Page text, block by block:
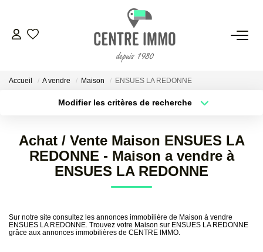
VENTES
ESTIMATION
NOS AGENCES
Accueil A vendre Maison ENSUES LA REDONNE
Modifier les critères de recherche
Surface min
Plus de critères Créer une alerte
Achat / Vente Maison ENSUES LA
REDONNE - Maison a vendre à
ENSUES LA REDONNE
Sur notre site consultez les annonces immobilière de Maison à vendre
ENSUES LA REDONNE. Trouvez votre Maison sur ENSUES LA REDONNE
grâce aux annonces immobilières de CENTRE IMMO.